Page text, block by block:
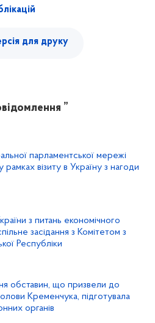
для друку
”
парламентської мережі
візиту в Україну з нагоди
з питань економічного
засідання з Комітетом з
Республіки
обставин, що призвели до
Кременчука, підготувала
органів